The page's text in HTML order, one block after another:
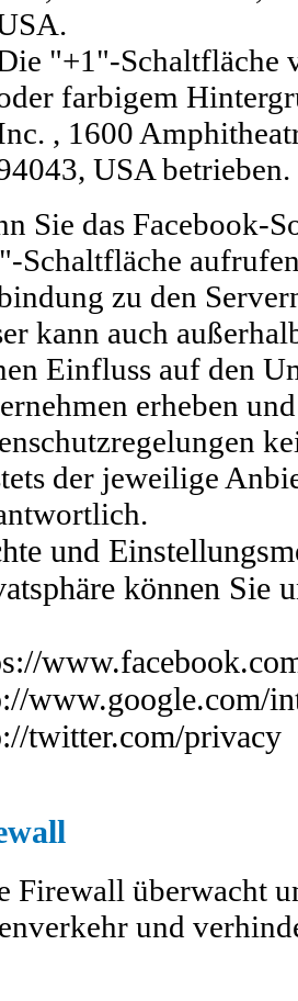
"+1"-Schaltfläche
farbigem
, 1600
USA betrieben.
Sie das Facebook-
Schaltfläche
zu den
kann auch
Einfluss auf den
erheben
der jeweilige
und
können Sie
www.google.com/
twitter.com/privacy
Firewall überwacht
und